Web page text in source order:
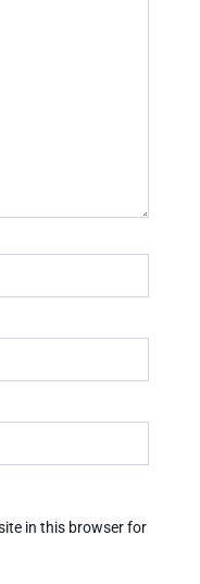
in this browser for